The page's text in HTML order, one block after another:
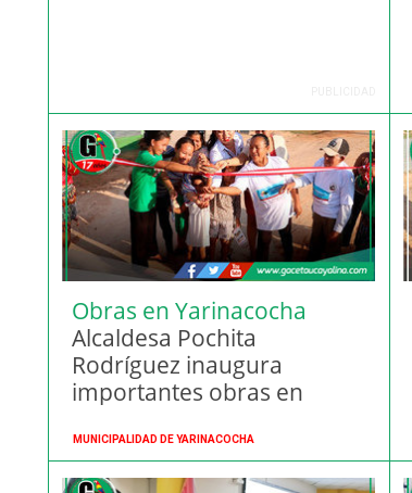
Obras en Yarinacocha
Alcaldesa Pochita
Rodríguez inaugura
importantes obras en
MUNICIPALIDAD DE YARINACOCHA